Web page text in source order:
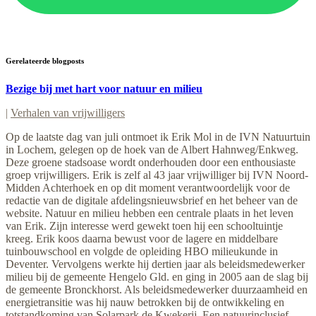
Gerelateerde blogposts
Bezige bij met hart voor natuur en milieu
| Verhalen van vrijwilligers
Op de laatste dag van juli ontmoet ik Erik Mol in de IVN Natuurtuin
in Lochem, gelegen op de hoek van de Albert Hahnweg/Enkweg.
Deze groene stadsoase wordt onderhouden door een enthousiaste
groep vrijwilligers. Erik is zelf al 43 jaar vrijwilliger bij IVN Noord-
Midden Achterhoek en op dit moment verantwoordelijk voor de
redactie van de digitale afdelingsnieuwsbrief en het beheer van de
website. Natuur en milieu hebben een centrale plaats in het leven
van Erik. Zijn interesse werd gewekt toen hij een schooltuintje
kreeg. Erik koos daarna bewust voor de lagere en middelbare
tuinbouwschool en volgde de opleiding HBO milieukunde in
Deventer. Vervolgens werkte hij dertien jaar als beleidsmedewerker
milieu bij de gemeente Hengelo Gld. en ging in 2005 aan de slag bij
de gemeente Bronckhorst. Als beleidsmedewerker duurzaamheid en
energietransitie was hij nauw betrokken bij de ontwikkeling en